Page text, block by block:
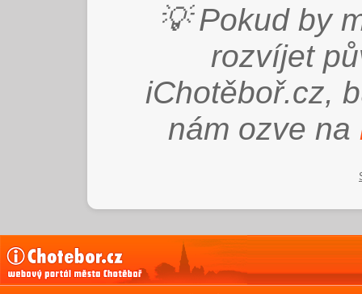
💡 Pokud by
rozvíjet
iChotěboř.cz,
nám ozve na